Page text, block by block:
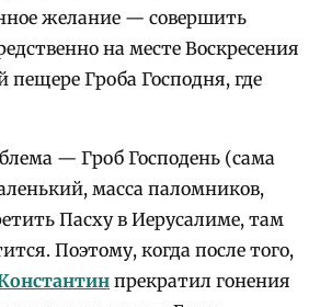
желание — совершить
на месте Воскресения
пещере Гроба Господня, где
— Гроб Господень (сама
масса паломников,
Пасху в Иерусалиме, там
Поэтому, когда после того,
прекратил гонения